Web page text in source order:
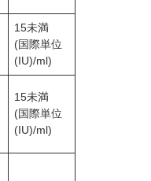
15未満
(国際単位
(IU)/ml)
15未満
(国際単位
(IU)/ml)